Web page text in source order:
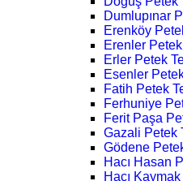
Dumlupınar
Erenköy
Erenler
Erler Petek
Esenler
Fatih Petek
Ferhuniye
Ferit Paşa
Gazali Petek
Gödene
Hacı Hasan
Hacı